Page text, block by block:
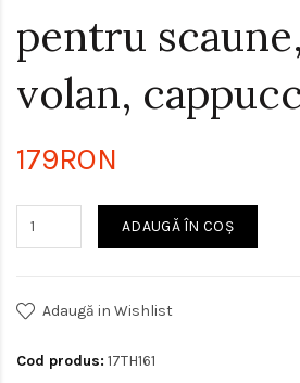
pentru
volan,
179RON
ADAUGĂ ÎN COŞ
Adaugă in Wishlist
Cod produs: 17TH161